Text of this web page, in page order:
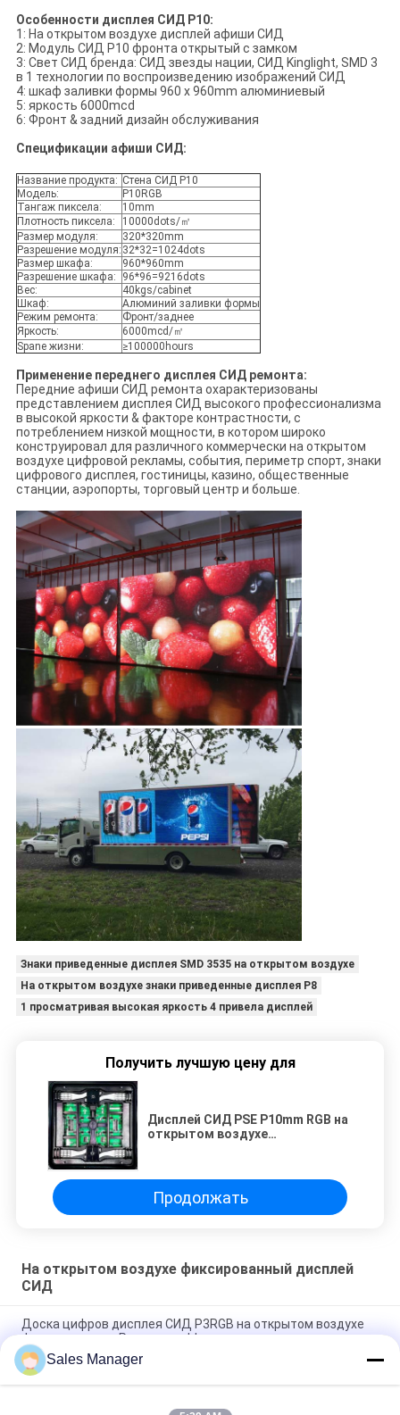
Особенности дисплея СИД P10:
1: На открытом воздухе дисплей афиши СИД
2: Модуль СИД P10 фронта открытый с замком
3: Свет СИД бренда: СИД звезды нации, СИД Kinglight, SMD 3
в 1 технологии по воспроизведению изображений СИД
4: шкаф заливки формы 960 x 960mm алюминиевый
5: яркость 6000mcd
6: Фронт & задний дизайн обслуживания
Спецификации афиши СИД:
Название продукта: Стена СИД P10
Модель:
P10RGB
Тангаж пиксела:
10mm
Плотность пиксела:
10000dots/㎡
Размер модуля:
320*320mm
Разрешение модуля: 32*32=1024dots
Размер шкафа:
960*960mm
Разрешение шкафа:
96*96=9216dots
Вес:
40kgs/cabinet
Шкаф:
Алюминий заливки формы
Режим ремонта:
Фронт/заднее
Яркость:
6000mcd/㎡
Spane жизни:
≥100000hours
Применение переднего дисплея СИД ремонта:
Передние афиши СИД ремонта охарактеризованы
представлением дисплея СИД высокого профессионализма
в высокой яркости & факторе контрастности, с
потреблением низкой мощности, в котором широко
конструировал для различного коммерчески на открытом
воздухе цифровой рекламы, события, периметр спорт, знаки
цифрового дисплея, гостиницы, казино, общественные
станции, аэропорты, торговый центр и больше.
Знаки приведенные дисплея SMD 3535 на открытом воздухе
На открытом воздухе знаки приведенные дисплея P8
1 просматривая высокая яркость 4 привела дисплей
Получить лучшую цену для
Дисплей СИД PSE P10mm RGB на
открытом воздухе
Продолжать
На открытом воздухе фиксированный дисплей
СИД
Доска цифров дисплея СИД P3RGB на открытом воздухе
фиксированная Programmable рекламируя
Экран СИД на открытом воздухе рекламы P3.91 для
арендной фиксированной установки
Sales Manager